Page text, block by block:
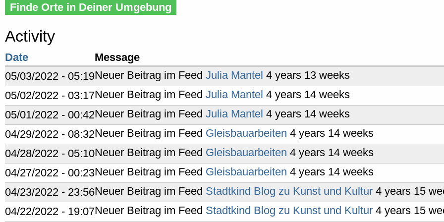
Finde Orte in Deiner Umgebung
Activity
Date
Message
05/03/2022 - 05:19Neuer Beitrag im Feed Julia Mantel 4 years 13 weeks
05/02/2022 - 03:17Neuer Beitrag im Feed Julia Mantel 4 years 14 weeks
05/01/2022 - 00:42Neuer Beitrag im Feed Julia Mantel 4 years 14 weeks
04/29/2022 - 08:32Neuer Beitrag im Feed Gleisbauarbeiten 4 years 14 weeks
04/28/2022 - 05:10Neuer Beitrag im Feed Gleisbauarbeiten 4 years 14 weeks
04/27/2022 - 00:23Neuer Beitrag im Feed Gleisbauarbeiten 4 years 14 weeks
04/23/2022 - 23:56Neuer Beitrag im Feed Stadtkind Blog zu Kunst und Kultur 4 years 15
04/22/2022 - 19:07Neuer Beitrag im Feed Stadtkind Blog zu Kunst und Kultur 4 years 15